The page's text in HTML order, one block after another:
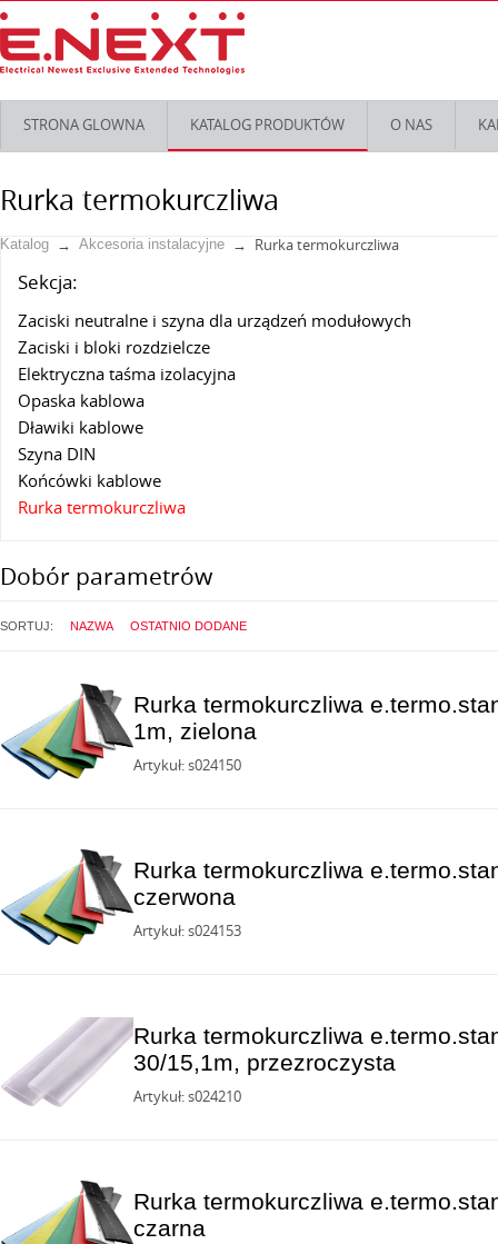
STRONA GLOWNA KATALOG PRODUKTÓW O NAS
Rurka termokurczliwa
Katalog Akcesoria instalacyjne Rurka termokurczliwa
Sekcja:
Zaciski neutralne i szyna dla urządzeń modułowych
Zaciski i bloki rozdzielcze
Elektryczna taśma izolacyjna
Opaska kablowa
Dławiki kablowe
Szyna DIN
Końcówki kablowe
Rurka termokurczliwa
Dobór parametrów
SORTUJ: NAZWA OSTATNIO DODANE
Rurka termokurczliwa
1m, zielona
Artykuł: s024150
Rurka termokurczliwa
czerwona
Artykuł: s024153
Rurka termokurczliwa
30/15,1m, przezroczysta
Artykuł: s024210
Rurka termokurczliwa
czarna